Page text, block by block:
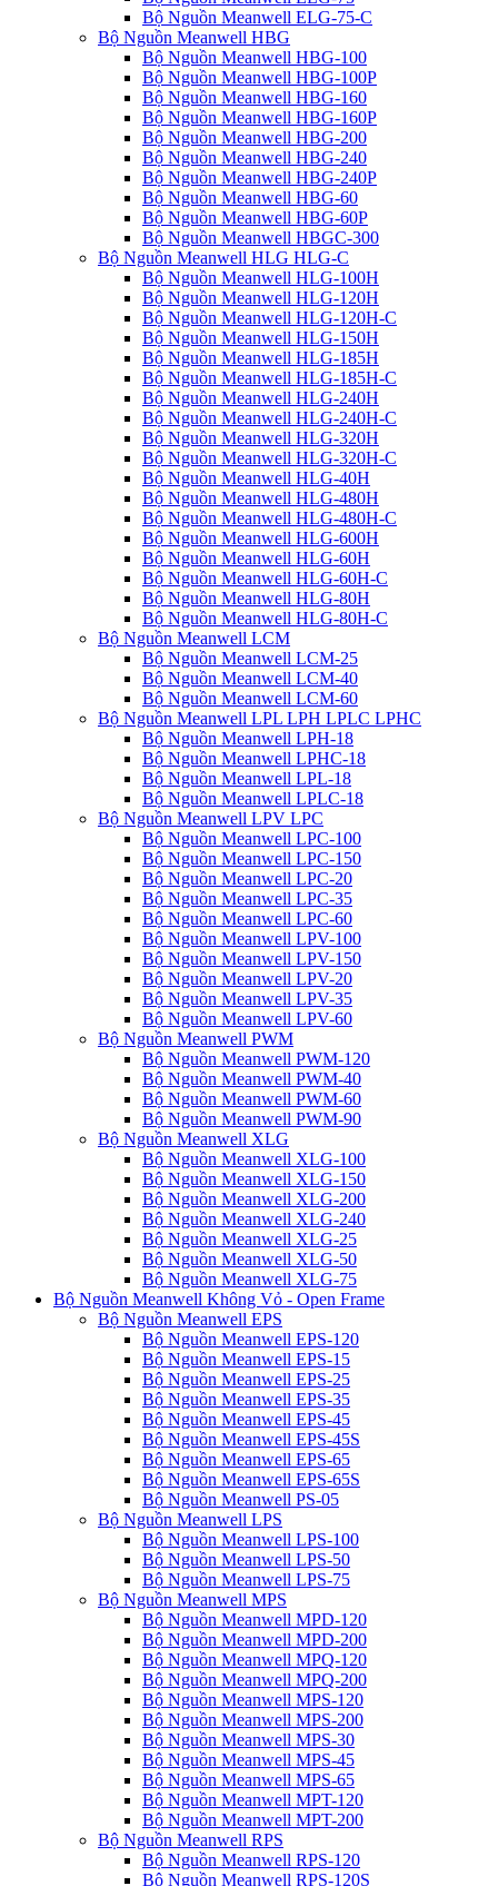
Bộ Nguồn Meanwell ELG-75-C
Bộ Nguồn Meanwell HBG
Bộ Nguồn Meanwell HBG-100
Bộ Nguồn Meanwell HBG-100P
Bộ Nguồn Meanwell HBG-160
Bộ Nguồn Meanwell HBG-160P
Bộ Nguồn Meanwell HBG-200
Bộ Nguồn Meanwell HBG-240
Bộ Nguồn Meanwell HBG-240P
Bộ Nguồn Meanwell HBG-60
Bộ Nguồn Meanwell HBG-60P
Bộ Nguồn Meanwell HBGC-300
Bộ Nguồn Meanwell HLG HLG-C
Bộ Nguồn Meanwell HLG-100H
Bộ Nguồn Meanwell HLG-120H
Bộ Nguồn Meanwell HLG-120H-C
Bộ Nguồn Meanwell HLG-150H
Bộ Nguồn Meanwell HLG-185H
Bộ Nguồn Meanwell HLG-185H-C
Bộ Nguồn Meanwell HLG-240H
Bộ Nguồn Meanwell HLG-240H-C
Bộ Nguồn Meanwell HLG-320H
Bộ Nguồn Meanwell HLG-320H-C
Bộ Nguồn Meanwell HLG-40H
Bộ Nguồn Meanwell HLG-480H
Bộ Nguồn Meanwell HLG-480H-C
Bộ Nguồn Meanwell HLG-600H
Bộ Nguồn Meanwell HLG-60H
Bộ Nguồn Meanwell HLG-60H-C
Bộ Nguồn Meanwell HLG-80H
Bộ Nguồn Meanwell HLG-80H-C
Bộ Nguồn Meanwell LCM
Bộ Nguồn Meanwell LCM-25
Bộ Nguồn Meanwell LCM-40
Bộ Nguồn Meanwell LCM-60
Bộ Nguồn Meanwell LPL LPH LPLC LPHC
Bộ Nguồn Meanwell LPH-18
Bộ Nguồn Meanwell LPHC-18
Bộ Nguồn Meanwell LPL-18
Bộ Nguồn Meanwell LPLC-18
Bộ Nguồn Meanwell LPV LPC
Bộ Nguồn Meanwell LPC-100
Bộ Nguồn Meanwell LPC-150
Bộ Nguồn Meanwell LPC-20
Bộ Nguồn Meanwell LPC-35
Bộ Nguồn Meanwell LPC-60
Bộ Nguồn Meanwell LPV-100
Bộ Nguồn Meanwell LPV-150
Bộ Nguồn Meanwell LPV-20
Bộ Nguồn Meanwell LPV-35
Bộ Nguồn Meanwell LPV-60
Bộ Nguồn Meanwell PWM
Bộ Nguồn Meanwell PWM-120
Bộ Nguồn Meanwell PWM-40
Bộ Nguồn Meanwell PWM-60
Bộ Nguồn Meanwell PWM-90
Bộ Nguồn Meanwell XLG
Bộ Nguồn Meanwell XLG-100
Bộ Nguồn Meanwell XLG-150
Bộ Nguồn Meanwell XLG-200
Bộ Nguồn Meanwell XLG-240
Bộ Nguồn Meanwell XLG-25
Bộ Nguồn Meanwell XLG-50
Bộ Nguồn Meanwell XLG-75
Bộ Nguồn Meanwell Không Vỏ - Open Frame
Bộ Nguồn Meanwell EPS
Bộ Nguồn Meanwell EPS-120
Bộ Nguồn Meanwell EPS-15
Bộ Nguồn Meanwell EPS-25
Bộ Nguồn Meanwell EPS-35
Bộ Nguồn Meanwell EPS-45
Bộ Nguồn Meanwell EPS-45S
Bộ Nguồn Meanwell EPS-65
Bộ Nguồn Meanwell EPS-65S
Bộ Nguồn Meanwell PS-05
Bộ Nguồn Meanwell LPS
Bộ Nguồn Meanwell LPS-100
Bộ Nguồn Meanwell LPS-50
Bộ Nguồn Meanwell LPS-75
Bộ Nguồn Meanwell MPS
Bộ Nguồn Meanwell MPD-120
Bộ Nguồn Meanwell MPD-200
Bộ Nguồn Meanwell MPQ-120
Bộ Nguồn Meanwell MPQ-200
Bộ Nguồn Meanwell MPS-120
Bộ Nguồn Meanwell MPS-200
Bộ Nguồn Meanwell MPS-30
Bộ Nguồn Meanwell MPS-45
Bộ Nguồn Meanwell MPS-65
Bộ Nguồn Meanwell MPT-120
Bộ Nguồn Meanwell MPT-200
Bộ Nguồn Meanwell RPS
Bộ Nguồn Meanwell RPS-120
Bộ Nguồn Meanwell RPS-120S